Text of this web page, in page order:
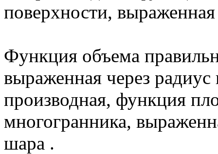
поверхности,
Функция объема
выраженная через
производная, функция
многогранника,
шара .